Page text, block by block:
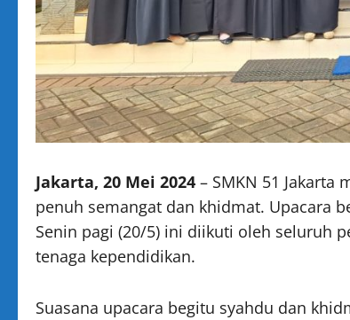
Jakarta, 20 Mei 2024 – SMKN 51 Jakarta
penuh semangat dan khidmat. Upacara
Senin pagi (20/5) ini diikuti oleh seluruh
tenaga kependidikan.
Suasana upacara begitu syahdu dan